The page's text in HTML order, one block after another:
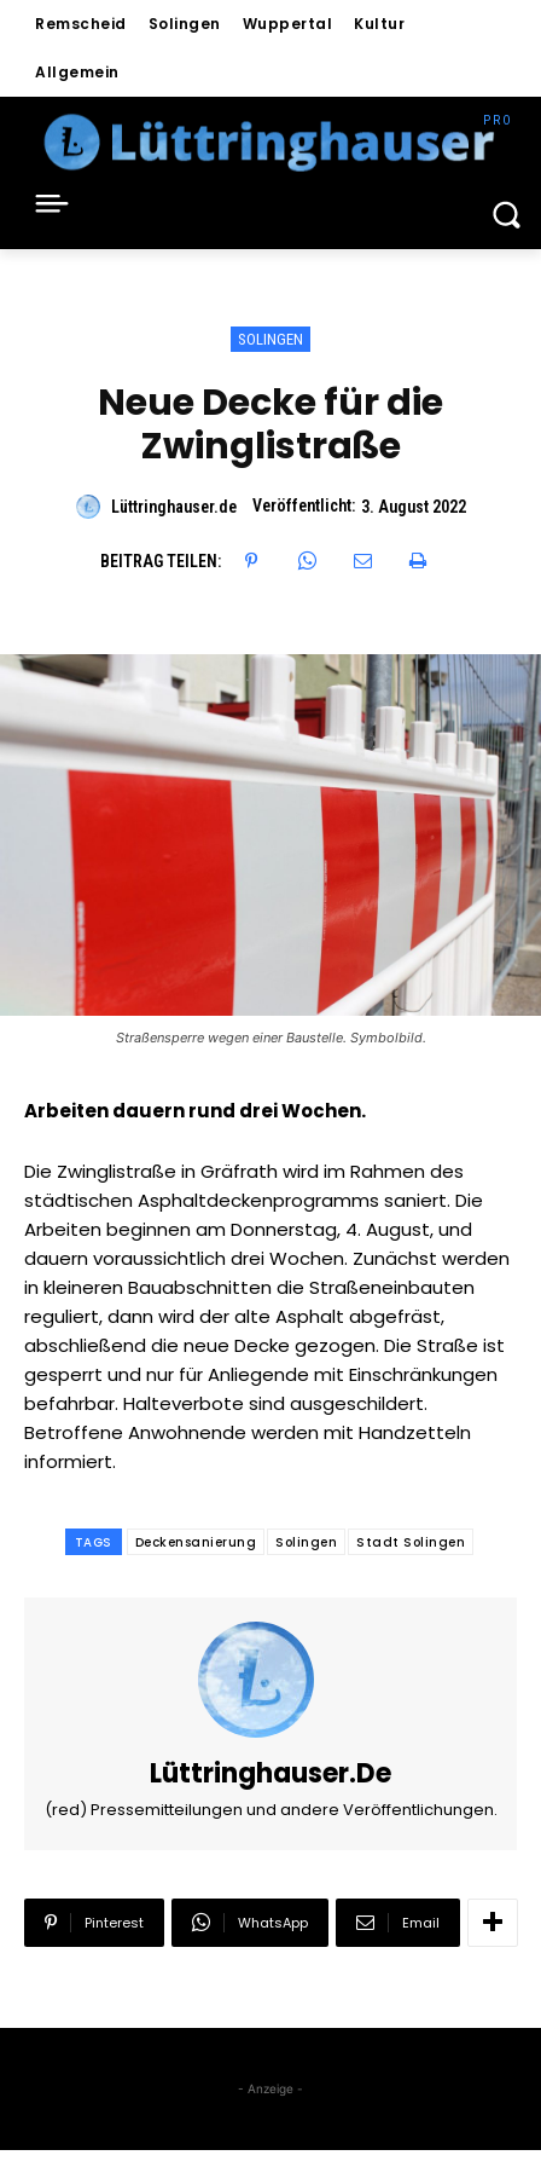
Remscheid Solingen Wuppertal Kultur
Allgemein
SOLINGEN
Neue Decke für die
Zwinglistraße
Lüttringhauser.de Veröffentlicht: 3. August 2022
BEITRAG TEILEN:
Straßensperre wegen einer Baustelle. Symbolbild.
Arbeiten dauern rund drei Wochen.
Die Zwinglistraße in Gräfrath wird im Rahmen des
städtischen Asphaltdeckenprogramms saniert. Die
Arbeiten beginnen am Donnerstag, 4. August, und
dauern voraussichtlich drei Wochen. Zunächst werden
in kleineren Bauabschnitten die Straßeneinbauten
reguliert, dann wird der alte Asphalt abgefräst,
abschließend die neue Decke gezogen. Die Straße ist
gesperrt und nur für Anliegende mit Einschränkungen
befahrbar. Halteverbote sind ausgeschildert.
Betroffene Anwohnende werden mit Handzetteln
informiert.
TAGS Deckensanierung Solingen Stadt Solingen
Lüttringhauser.de
(red) Pressemitteilungen und andere Veröffentlichungen.
Pinterest WhatsApp Email
- Anzeige -